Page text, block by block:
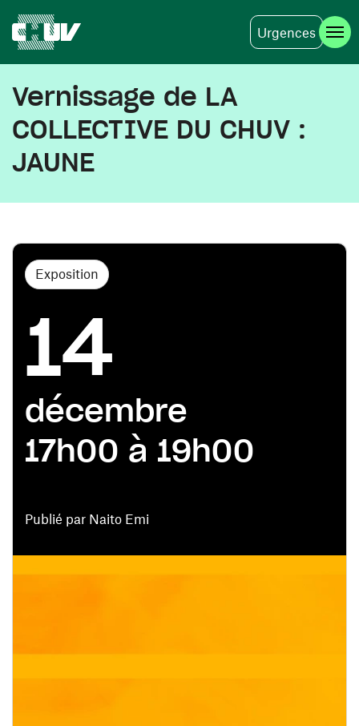
Urgences
Vernissage de LA
COLLECTIVE DU CHUV :
JAUNE
Publié par Naito Emi
Exposition
14
décembre
17h00 à 19h00